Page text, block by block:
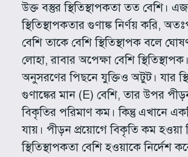
উক্ত বস্তুর স্থিতিস্থাপকতা তত বেশি।
স্থিতিস্থাপকতার গুণাঙ্ক নির্ণয় করি,
বেশি তাকে বেশি স্থিতিস্থাপক বলে
লোহা, রাবার অপেক্ষা বেশি
অনুসরণের পিছনে যুক্তিও অটুট। যার
গুণাঙ্কের মান (E) বেশি, তার উপর পীড়ন
বিকৃতির পরিমাণ কম। কিন্তু এখানে
যায়। পীড়ন প্রয়োগে বিকৃতি কম
স্থিতিস্থাপকতা বেশি হওয়াকে নির্দেশ